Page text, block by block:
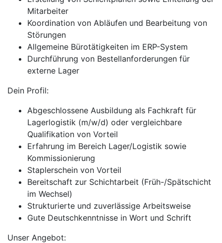
Mitarbeiter
Koordination von Abläufen und Bearbeitung von
Störungen
Allgemeine Bürotätigkeiten im ERP-System
Durchführung von Bestellanforderungen für
externe Lager
Dein Profil:
Abgeschlossene Ausbildung als Fachkraft für
Lagerlogistik (m/w/d) oder vergleichbare
Qualifikation von Vorteil
Erfahrung im Bereich Lager/Logistik sowie
Kommissionierung
Staplerschein von Vorteil
Bereitschaft zur Schichtarbeit (Früh-/Spätschicht
im Wechsel)
Strukturierte und zuverlässige Arbeitsweise
Gute Deutschkenntnisse in Wort und Schrift
Unser Angebot: